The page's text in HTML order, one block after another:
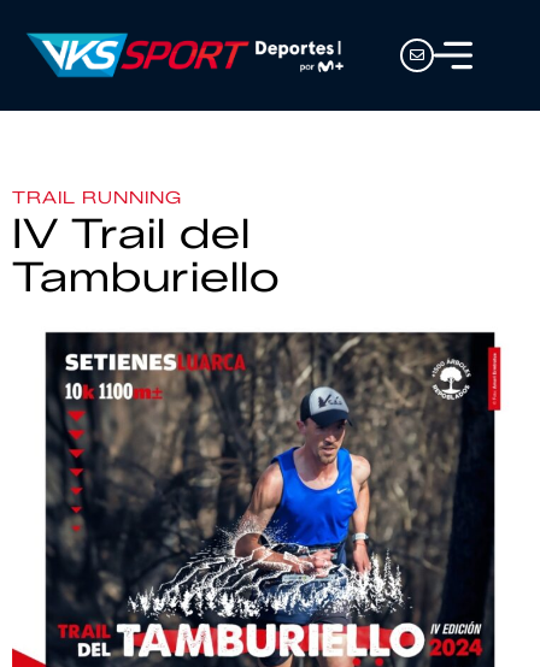
TRAIL RUNNING
IV Trail del
Tamburiello